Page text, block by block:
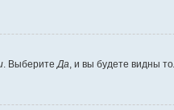
. Выберите Да , и вы будете видны